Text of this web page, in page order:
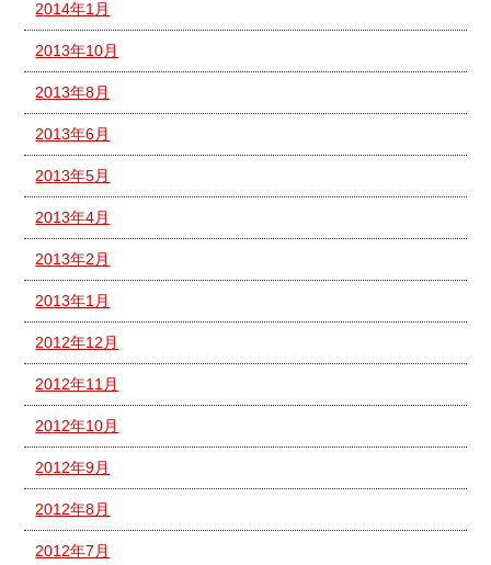
2014年1月
2013年10月
2013年8月
2013年6月
2013年5月
2013年4月
2013年2月
2013年1月
2012年12月
2012年11月
2012年10月
2012年9月
2012年8月
2012年7月